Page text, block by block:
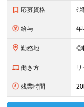
応募資格
給与
勤務地
働き方
残業時間